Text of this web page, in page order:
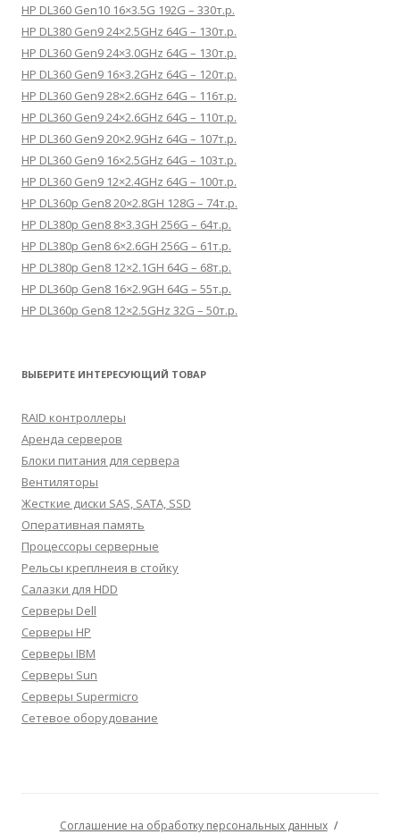
HP DL360 Gen10 16×3.5G 192G – 330т.р.
HP DL380 Gen9 24×2.5GHz 64G – 130т.р.
HP DL360 Gen9 24×3.0GHz 64G – 130т.р.
HP DL360 Gen9 16×3.2GHz 64G – 120т.р.
HP DL360 Gen9 28×2.6GHz 64G – 116т.р.
HP DL360 Gen9 24×2.6GHz 64G – 110т.р.
HP DL360 Gen9 20×2.9GHz 64G – 107т.р.
HP DL360 Gen9 16×2.5GHz 64G – 103т.р.
HP DL360 Gen9 12×2.4GHz 64G – 100т.р.
HP DL360p Gen8 20×2.8GH 128G – 74т.р.
HP DL380p Gen8 8×3.3GH 256G – 64т.р.
HP DL380p Gen8 6×2.6GH 256G – 61т.р.
HP DL380p Gen8 12×2.1GH 64G – 68т.р.
HP DL360p Gen8 16×2.9GH 64G – 55т.р.
HP DL360p Gen8 12×2.5GHz 32G – 50т.р.
ВЫБЕРИТЕ ИНТЕРЕСУЮЩИЙ ТОВАР
RAID контроллеры
Аренда серверов
Блоки питания для сервера
Вентиляторы
Жесткие диски SAS, SATA, SSD
Оперативная память
Процессоры серверные
Рельсы креплнеия в стойку
Салазки для HDD
Серверы Dell
Серверы HP
Серверы IBM
Серверы Sun
Серверы Supermicro
Сетевое оборудование
Соглашение на обработку персональных данных